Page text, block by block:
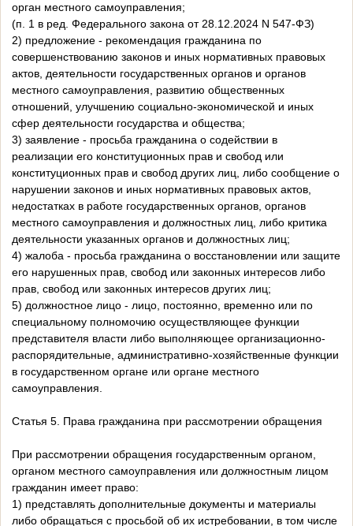
орган местного самоуправления;
(п. 1 в ред. Федерального закона от 28.12.2024 N 547-ФЗ)
2) предложение - рекомендация гражданина по
совершенствованию законов и иных нормативных правовых
актов, деятельности государственных органов и органов
местного самоуправления, развитию общественных
отношений, улучшению социально-экономической и иных
сфер деятельности государства и общества;
3) заявление - просьба гражданина о содействии в
реализации его конституционных прав и свобод или
конституционных прав и свобод других лиц, либо сообщение о
нарушении законов и иных нормативных правовых актов,
недостатках в работе государственных органов, органов
местного самоуправления и должностных лиц, либо критика
деятельности указанных органов и должностных лиц;
4) жалоба - просьба гражданина о восстановлении или защите
его нарушенных прав, свобод или законных интересов либо
прав, свобод или законных интересов других лиц;
5) должностное лицо - лицо, постоянно, временно или по
специальному полномочию осуществляющее функции
представителя власти либо выполняющее организационно-
распорядительные, административно-хозяйственные функции
в государственном органе или органе местного
самоуправления.
Статья 5. Права гражданина при рассмотрении обращения
При рассмотрении обращения государственным органом,
органом местного самоуправления или должностным лицом
гражданин имеет право:
1) представлять дополнительные документы и материалы
либо обращаться с просьбой об их истребовании, в том числе